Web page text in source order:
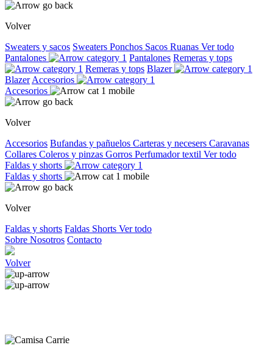
Volver
Sweaters y sacos Sweaters Ponchos Sacos Ruanas Ver todo
Pantalones
Pantalones Remeras y tops
Remeras y tops Blazer
Blazer Accesorios
Accesorios
Volver
Accesorios Bufandas y pañuelos Carteras y necesers Caravanas
Collares Coleros y pinzas Gorros Perfumador textil Ver todo
Faldas y shorts
Faldas y shorts
Volver
Faldas y shorts Faldas Shorts Ver todo
Sobre Nosotros Contacto
Volver